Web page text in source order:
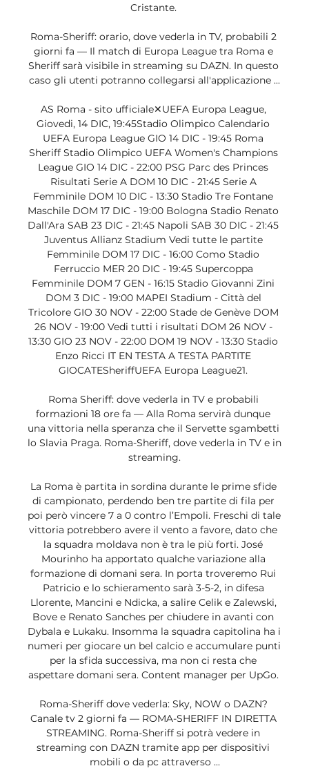
Cristante.
Roma-Sheriff: orario, dove vederla in TV, probabili 2
giorni fa — Il match di Europa League tra Roma e
Sheriff sarà visibile in streaming su DAZN. In questo
caso gli utenti potranno collegarsi all'applicazione ...
AS Roma - sito ufficiale✕UEFA Europa League,
Giovedi, 14 DIC, 19:45Stadio Olimpico Calendario
UEFA Europa League GIO 14 DIC - 19:45 Roma
Sheriff Stadio Olimpico UEFA Women's Champions
League GIO 14 DIC - 22:00 PSG Parc des Princes
Risultati Serie A DOM 10 DIC - 21:45 Serie A
Femminile DOM 10 DIC - 13:30 Stadio Tre Fontane
Maschile DOM 17 DIC - 19:00 Bologna Stadio Renato
Dall'Ara SAB 23 DIC - 21:45 Napoli SAB 30 DIC - 21:45
Juventus Allianz Stadium Vedi tutte le partite
Femminile DOM 17 DIC - 16:00 Como Stadio
Ferruccio MER 20 DIC - 19:45 Supercoppa
Femminile DOM 7 GEN - 16:15 Stadio Giovanni Zini
DOM 3 DIC - 19:00 MAPEI Stadium - Città del
Tricolore GIO 30 NOV - 22:00 Stade de Genève DOM
26 NOV - 19:00 Vedi tutti i risultati DOM 26 NOV -
13:30 GIO 23 NOV - 22:00 DOM 19 NOV - 13:30 Stadio
Enzo Ricci IT EN TESTA A TESTA PARTITE
GIOCATESheriffUEFA Europa League21.
Roma Sheriff: dove vederla in TV e probabili
formazioni 18 ore fa — Alla Roma servirà dunque
una vittoria nella speranza che il Servette sgambetti
lo Slavia Praga. Roma-Sheriff, dove vederla in TV e in
streaming.
La Roma è partita in sordina durante le prime sfide
di campionato, perdendo ben tre partite di fila per
poi però vincere 7 a 0 contro l’Empoli. Freschi di tale
vittoria potrebbero avere il vento a favore, dato che
la squadra moldava non è tra le più forti. José
Mourinho ha apportato qualche variazione alla
formazione di domani sera. In porta troveremo Rui
Patricio e lo schieramento sarà 3-5-2, in difesa
Llorente, Mancini e Ndicka, a salire Celik e Zalewski,
Bove e Renato Sanches per chiudere in avanti con
Dybala e Lukaku. Insomma la squadra capitolina ha i
numeri per giocare un bel calcio e accumulare punti
per la sfida successiva, ma non ci resta che
aspettare domani sera. Content manager per UpGo.
Roma-Sheriff dove vederla: Sky, NOW o DAZN?
Canale tv 2 giorni fa — ROMA-SHERIFF IN DIRETTA
STREAMING. Roma-Sheriff si potrà vedere in
streaming con DAZN tramite app per dispositivi
mobili o da pc attraverso ...